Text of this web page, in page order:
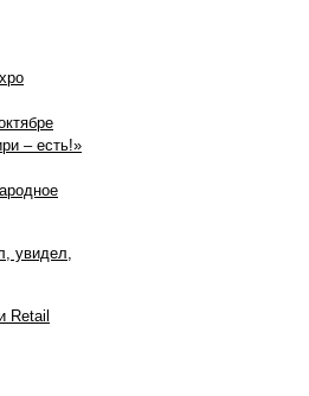
– есть!»
увидел,
Retail